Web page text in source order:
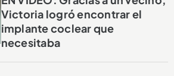
Victoria logró encontrar el
implante coclear que
necesitaba